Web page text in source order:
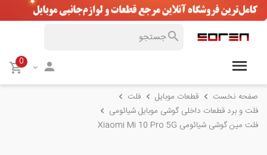
0
صفحه نخست قطعات موبایل
فلت
فلت و برد قطعات داخلی گوشی موبایل شیائومی
فلت مین گوشی شیائومی Xiaomi Mi 10 Pro 5G